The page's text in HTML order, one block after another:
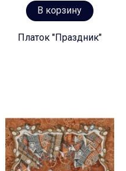
В корзину
Платок "Праздник"